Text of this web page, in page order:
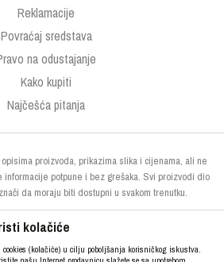
Reklamacije
Povraćaj sredstava
na odustajanje
Kako kupiti
Najčešća pitanja
proizvoda, prikazima slika i cijenama, ali ne
informacije potpune i bez grešaka. Svi proizvodi dio
da moraju biti dostupni u svakom trenutku.
kolačiće
(kolačiće) u cilju poboljšanja korisničkog iskustva.